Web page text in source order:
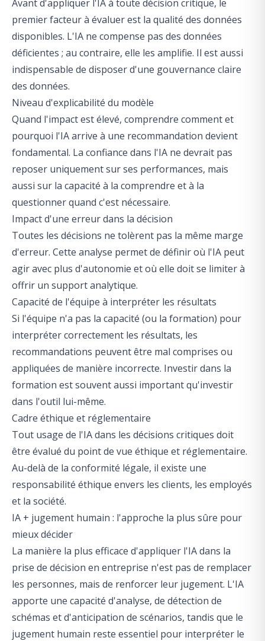
Avant d'appliquer l'IA à toute décision critique, le
premier facteur à évaluer est la qualité des données
disponibles. L'IA ne compense pas des données
déficientes ; au contraire, elle les amplifie. Il est aussi
indispensable de disposer d'une gouvernance claire
des données.
Niveau d'explicabilité du modèle
Quand l'impact est élevé, comprendre comment et
pourquoi l'IA arrive à une recommandation devient
fondamental. La confiance dans l'IA ne devrait pas
reposer uniquement sur ses performances, mais
aussi sur la capacité à la comprendre et à la
questionner quand c'est nécessaire.
Impact d'une erreur dans la décision
Toutes les décisions ne tolèrent pas la même marge
d'erreur. Cette analyse permet de définir où l'IA peut
agir avec plus d'autonomie et où elle doit se limiter à
offrir un support analytique.
Capacité de l'équipe à interpréter les résultats
Si l'équipe n'a pas la capacité (ou la formation) pour
interpréter correctement les résultats, les
recommandations peuvent être mal comprises ou
appliquées de manière incorrecte. Investir dans la
formation est souvent aussi important qu'investir
dans l'outil lui-même.
Cadre éthique et réglementaire
Tout usage de l'IA dans les décisions critiques doit
être évalué du point de vue éthique et réglementaire.
Au-delà de la conformité légale, il existe une
responsabilité éthique envers les clients, les employés
et la société.
IA + jugement humain : l'approche la plus sûre pour
mieux décider
La manière la plus efficace d'appliquer l'IA dans la
prise de décision en entreprise n'est pas de remplacer
les personnes, mais de renforcer leur jugement. L'IA
apporte une capacité d'analyse, de détection de
schémas et d'anticipation de scénarios, tandis que le
jugement humain reste essentiel pour interpréter le